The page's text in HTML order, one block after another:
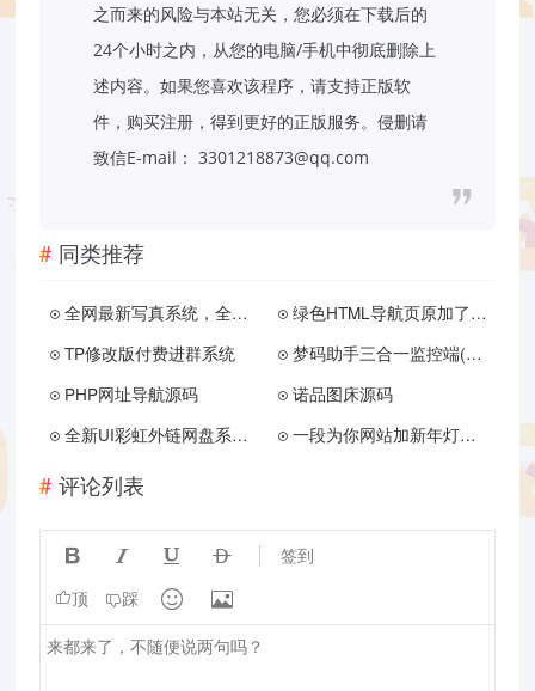
之而来的风险与本站无关，您必须在下载后的
24个小时之内，从您的电脑/手机中彻底删除上
述内容。如果您喜欢该程序，请支持正版软
件，购买注册，得到更好的正版服务。侵删请
致信E-mail： 3301218873@qq.com
同类推荐
全网最新写真系统，全网首发！！！
绿色HTML导航页原加了PING
TP修改版付费进群系统
梦码助手三合一监控端(2号站)
PHP网址导航源码
诺品图床源码
全新UI彩虹外链网盘系统源码v5.6/前后端美化模板/整站+模版文件
一段为你网站加新年灯笼的代码
评论列表
    签到
顶 踩  